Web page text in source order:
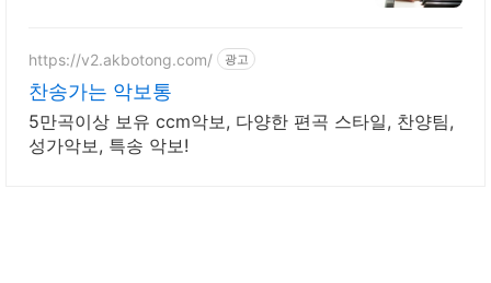
https://v2.akbotong.com/ 광고
찬송가는 악보통
5만곡이상 보유 ccm악보, 다양한 편곡 스타일, 찬양팀,
성가악보, 특송 악보!